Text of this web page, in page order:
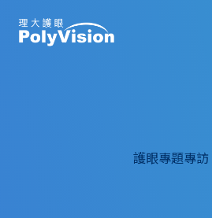
護眼專題專訪